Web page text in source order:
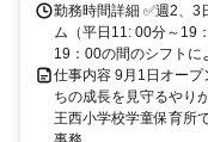
勤務時間詳細 ✅週2、3
ム（平日11: 00分～19
19：00の間のシフトに
仕事内容 9月1日オー
ちの成長を見守るやり
王西小学校学童保育所